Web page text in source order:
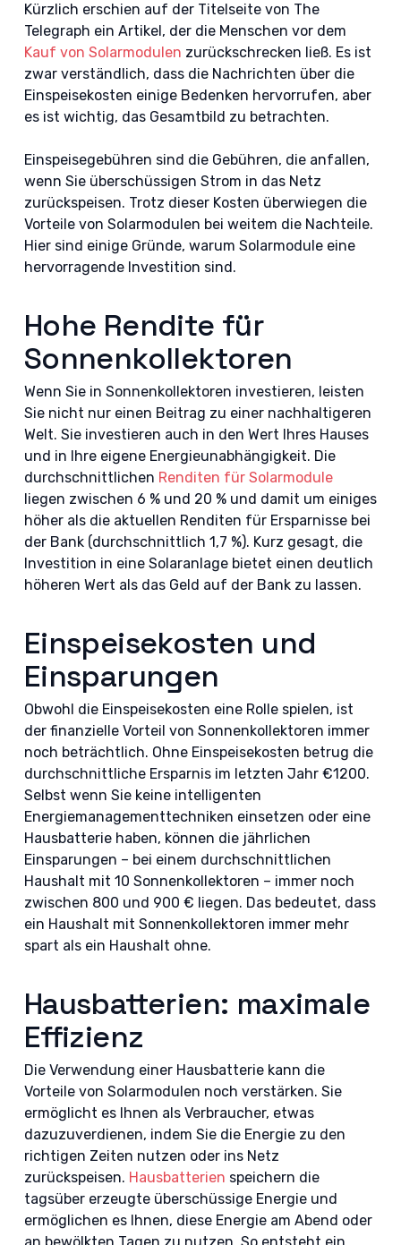
Kürzlich erschien auf der Titelseite von The
Telegraph ein Artikel, der die Menschen vor dem
Kauf von Solarmodulen zurückschrecken ließ. Es ist
zwar verständlich, dass die Nachrichten über die
Einspeisekosten einige Bedenken hervorrufen, aber
es ist wichtig, das Gesamtbild zu betrachten.
Einspeisegebühren sind die Gebühren, die anfallen,
wenn Sie überschüssigen Strom in das Netz
zurückspeisen. Trotz dieser Kosten überwiegen die
Vorteile von Solarmodulen bei weitem die Nachteile.
Hier sind einige Gründe, warum Solarmodule eine
hervorragende Investition sind.
Hohe Rendite für
Sonnenkollektoren
Wenn Sie in Sonnenkollektoren investieren, leisten
Sie nicht nur einen Beitrag zu einer nachhaltigeren
Welt. Sie investieren auch in den Wert Ihres Hauses
und in Ihre eigene Energieunabhängigkeit. Die
durchschnittlichen Renditen für Solarmodule
liegen zwischen 6 % und 20 % und damit um einiges
höher als die aktuellen Renditen für Ersparnisse bei
der Bank (durchschnittlich 1,7 %). Kurz gesagt, die
Investition in eine Solaranlage bietet einen deutlich
höheren Wert als das Geld auf der Bank zu lassen.
Einspeisekosten und
Einsparungen
Obwohl die Einspeisekosten eine Rolle spielen, ist
der finanzielle Vorteil von Sonnenkollektoren immer
noch beträchtlich. Ohne Einspeisekosten betrug die
durchschnittliche Ersparnis im letzten Jahr €1200.
Selbst wenn Sie keine intelligenten
Energiemanagementtechniken einsetzen oder eine
Hausbatterie haben, können die jährlichen
Einsparungen – bei einem durchschnittlichen
Haushalt mit 10 Sonnenkollektoren – immer noch
zwischen 800 und 900 € liegen. Das bedeutet, dass
ein Haushalt mit Sonnenkollektoren immer mehr
spart als ein Haushalt ohne.
Hausbatterien: maximale
Effizienz
Die Verwendung einer Hausbatterie kann die
Vorteile von Solarmodulen noch verstärken. Sie
ermöglicht es Ihnen als Verbraucher, etwas
dazuzuverdienen, indem Sie die Energie zu den
richtigen Zeiten nutzen oder ins Netz
zurückspeisen. Hausbatterien speichern die
tagsüber erzeugte überschüssige Energie und
ermöglichen es Ihnen, diese Energie am Abend oder